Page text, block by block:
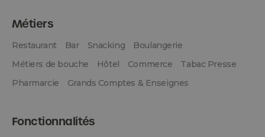
Métiers
Restaurant Bar Snacking
Boulangerie
Métiers de bouche
Hôtel Commerce
Tabac Presse
Pharmarcie
Grands Comptes & Enseignes
Fonctionnalités